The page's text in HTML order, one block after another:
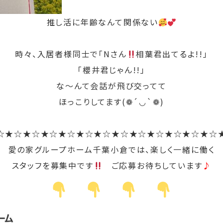
推し活に年齢なんて関係ない
時々、入居者様同士で「Nさん
相葉君出てるよ!!」
「櫻井君じゃん!!」
な～んて会話が飛び交ってて
ほっこりしてます(❁´◡`❁)
愛の家グループホーム千葉小倉では、楽しく一緒に働く
スタッフを募集中です
ご応募お待ちしています ♪